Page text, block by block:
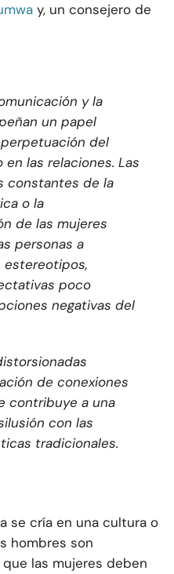
y, un consejero de
y la
un papel
del
las relaciones. Las
constantes de la
o la
de las mujeres
personas a
estereotipos,
poco
negativas del
de conexiones
contribuye a una
con las
tradicionales.
se cría en una cultura o
hombres son
las mujeres deben